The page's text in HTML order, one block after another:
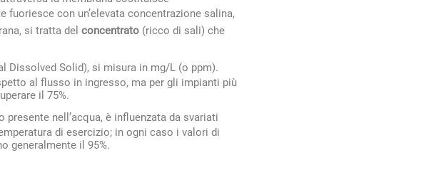
fuoriesce con un’elevata concentrazione salina,
si tratta del concentrato (ricco di sali) che
Dissolved Solid), si misura in mg/L (o ppm).
al flusso in ingresso, ma per gli impianti più
il 75%.
nell’acqua, è influenzata da svariati
di esercizio; in ogni caso i valori di
generalmente il 95%.